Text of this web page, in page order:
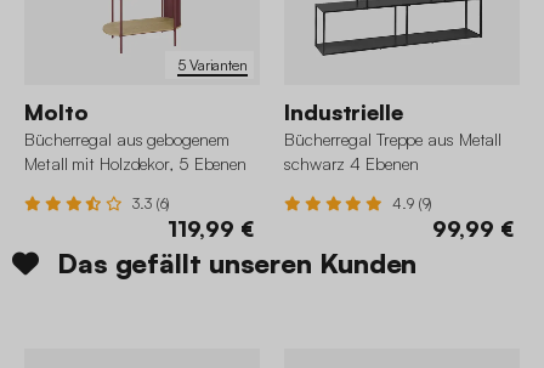
5 Varianten
Molto
Bücherregal aus gebogenem
Metall mit Holzdekor, 5 Ebenen
3.3 (6)
119,99 €
Industrielle
Bücherregal Treppe aus Metall
schwarz 4 Ebenen
4.9 (9)
99,99 €
Das gefällt unseren Kunden